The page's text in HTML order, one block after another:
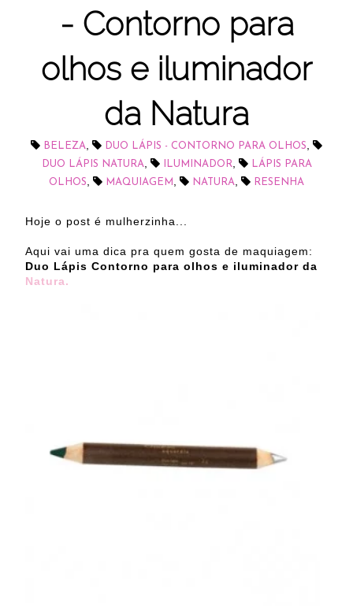
- Contorno para
olhos e iluminador
da Natura
BELEZA, DUO LÁPIS - CONTORNO PARA OLHOS,
DUO LÁPIS NATURA, ILUMINADOR,
LÁPIS PARA
OLHOS, MAQUIAGEM , NATURA, RESENHA
Hoje o post é mulherzinha...
Aqui vai uma dica pra quem gosta de maquiagem:
Duo Lápis Contorno para olhos e iluminador da
Natura.